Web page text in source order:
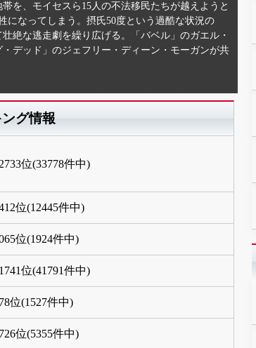
を、モイセスら15人の不法移民たちが越えようと
になってしまう。摂氏50度という過酷な状況の
絶な逃走劇を繰り広げる。「バベル」のガエル・
デッド」のジェフリー・ディーン・モーガンが共
グ情報
位(33778件中)
位(12445件中)
位(1924件中)
位(41791件中)
位(1527件中)
位(5355件中)